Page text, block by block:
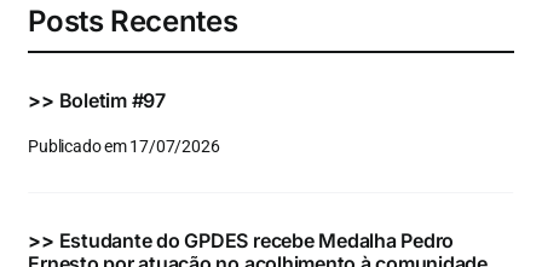
Eventos e Certificados
para:
Posts Recentes
>> Boletim #97
Publicado em 17/07/2026
>> Estudante do GPDES recebe Medalha Pedro